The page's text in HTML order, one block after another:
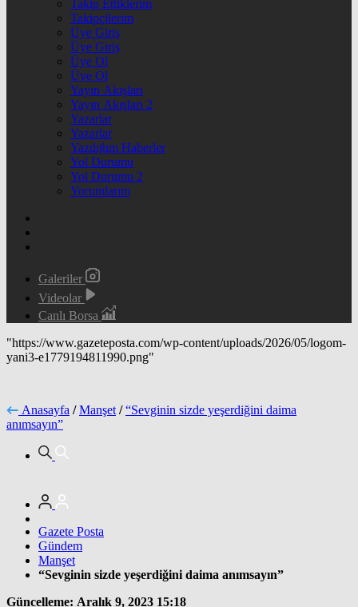
Takip Ettiklerim
Takipçilerim
Üye Giriş
Üye Giriş
Üye Ol
Üye Ol
Yayın Akışları
Yayın Akışları 2
Yazarlar
Yazarlar
Yazdığım Haberler
Yol Durumu
Yol Durumu 2
Yorumlarım
Galeriler
Videolar
Canlı Borsa
"https://www.gazeteposta.com/wp-content/uploads/2026/05/logom-
yani3-e1779194811990.png"
Anasayfa / Manşet / “Sevginin sizde yeşerdiğini daima
anımsayın”
Gazete Posta
Gündem
Manşet
“Sevginin sizde yeşerdiğini daima anımsayın”
Güncelleme: Aralık 9, 2023 15:18